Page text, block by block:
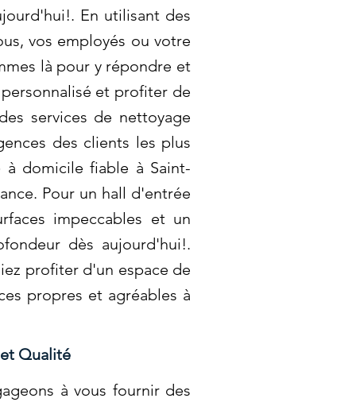
En utilisant des
vos employés ou votre
là pour y répondre et
et profiter de
services de nettoyage
des clients les plus
domicile fiable à Saint-
Pour un hall d'entrée
impeccables et un
dès aujourd'hui!.
profiter d'un espace de
propres et agréables à
Qualité
à vous fournir des